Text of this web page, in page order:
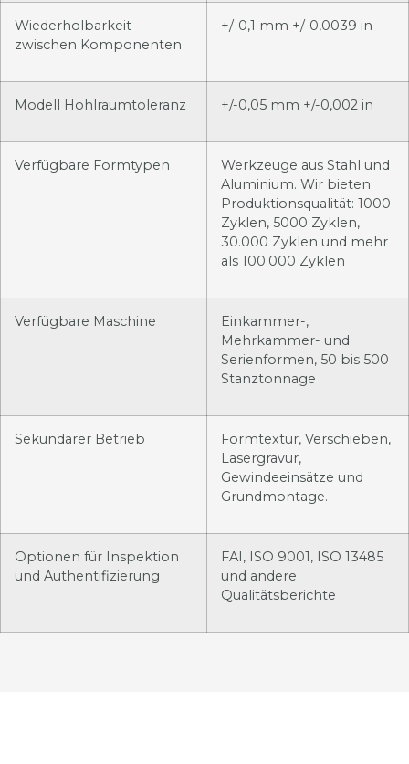
Wiederholbarkeit
zwischen Komponenten
+/-0,1 mm +/-0,0039 in
Modell Hohlraumtoleranz +/-0,05 mm +/-0,002 in
Verfügbare Formtypen
Werkzeuge aus Stahl und
Aluminium. Wir bieten
Produktionsqualität: 1000
Zyklen, 5000 Zyklen,
30.000 Zyklen und mehr
als 100.000 Zyklen
Verfügbare Maschine
Einkammer-,
Mehrkammer- und
Serienformen, 50 bis 500
Stanztonnage
Sekundärer Betrieb
Formtextur, Verschieben,
Lasergravur,
Gewindeeinsätze und
Grundmontage.
Optionen für Inspektion
und Authentifizierung
FAI, ISO 9001, ISO 13485
und andere
Qualitätsberichte